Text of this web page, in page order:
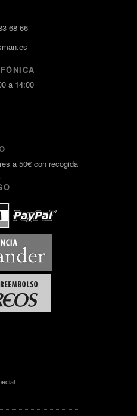
68 66
a 14:00
a 50€ con recogida